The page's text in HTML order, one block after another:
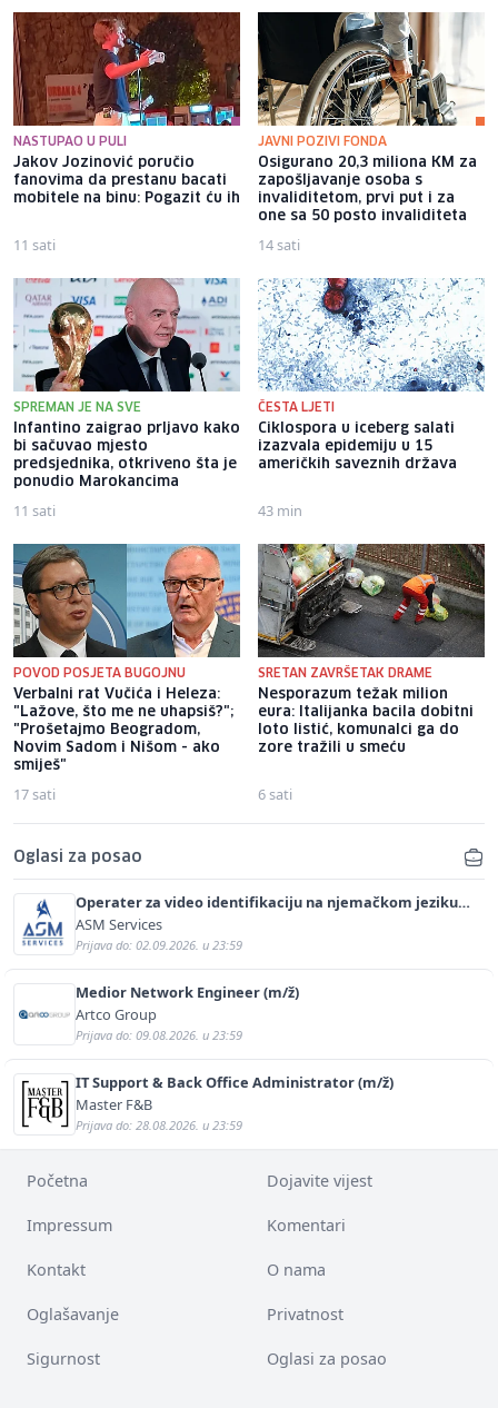
NASTUPAO U PULI
Jakov Jozinović poručio
fanovima da prestanu bacati
mobitele na binu: Pogazit ću ih
11 sati
JAVNI POZIVI FONDA
Osigurano 20,3 miliona KM za
zapošljavanje osoba s
invaliditetom, prvi put i za
one sa 50 posto invaliditeta
14 sati
SPREMAN JE NA SVE
Infantino zaigrao prljavo kako
bi sačuvao mjesto
predsjednika, otkriveno šta je
ponudio Marokancima
11 sati
ČESTA LJETI
Ciklospora u iceberg salati
izazvala epidemiju u 15
američkih saveznih država
43 min
POVOD POSJETA BUGOJNU
Verbalni rat Vučića i Heleza:
"Lažove, što me ne uhapsiš?";
"Prošetajmo Beogradom,
Novim Sadom i Nišom - ako
smiješ"
17 sati
SRETAN ZAVRŠETAK DRAME
Nesporazum težak milion
eura: Italijanka bacila dobitni
loto listić, komunalci ga do
zore tražili u smeću
6 sati
Oglasi za posao
Operater za video identifikaciju na njemačkom jeziku
(m/ž)
ASM Services
Prijava do: 02.09.2026. u 23:59
Medior Network Engineer (m/ž)
Artco Group
Prijava do: 09.08.2026. u 23:59
IT Support & Back Office Administrator (m/ž)
Master F&B
Prijava do: 28.08.2026. u 23:59
Početna Dojavite vijest
Impressum Komentari
Kontakt O nama
Oglašavanje Privatnost
Sigurnost Oglasi za posao